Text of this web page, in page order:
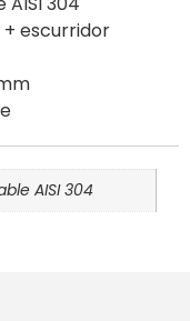
escurridor
AISI 304